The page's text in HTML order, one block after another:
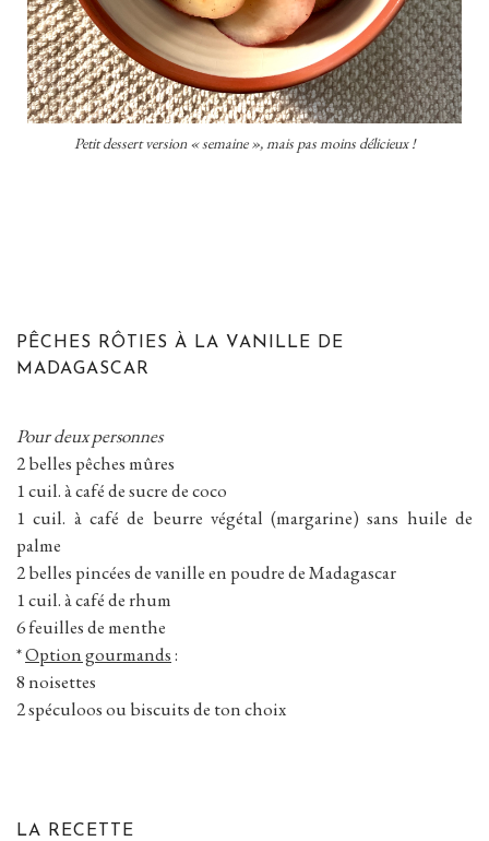
Petit dessert version « semaine », mais pas moins délicieux !
PÊCHES RÔTIES À LA VANILLE DE
MADAGASCAR
Pour deux personnes
2 belles pêches mûres
1 cuil. à café de sucre de coco
1 cuil. à café de beurre végétal (margarine) sans huile de
palme
2 belles pincées de vanille en poudre de Madagascar
1 cuil. à café de rhum
6 feuilles de menthe
*Option gourmands:
8 noisettes
2 spéculoos ou biscuits de ton choix
LA RECETTE